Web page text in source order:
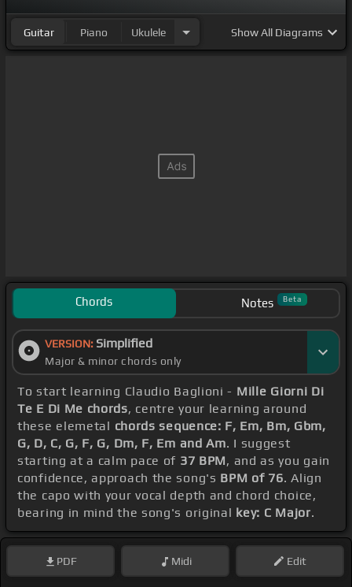
Guitar Piano Ukulele ShowAll Diagrams
Chords Notes Beta
VERSION: Simplified
Major & minor chords only
To start learning Claudio Baglioni - Mille Giorni Di
Te E Di Me chords, centre your learning around
these elemetal chords sequence: F, Em, Bm, Gbm,
G, D, C, G, F, G, Dm, F, Em and Am. I suggest
starting at a calm pace of 37 BPM, and as you gain
confidence, approach the song's BPM of 76. Align
the capo with your vocal depth and chord choice,
bearing in mind the song's original key: C Major.
PDF Midi Edit